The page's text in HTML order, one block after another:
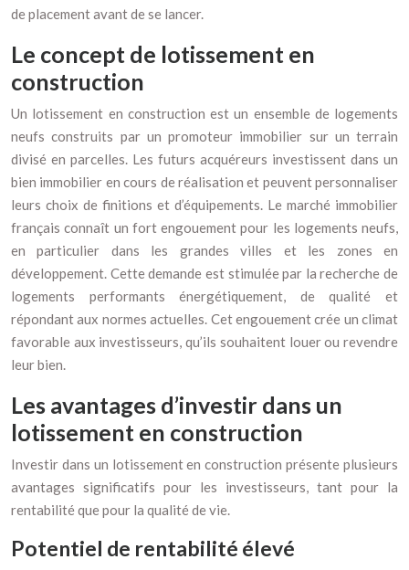
de placement avant de se lancer.
Le concept de lotissement en
construction
Un lotissement en construction est un ensemble de logements
neufs construits par un promoteur immobilier sur un terrain
divisé en parcelles. Les futurs acquéreurs investissent dans un
bien immobilier en cours de réalisation et peuvent personnaliser
leurs choix de finitions et d’équipements. Le marché immobilier
français connaît un fort engouement pour les logements neufs,
en particulier dans les grandes villes et les zones en
développement. Cette demande est stimulée par la recherche de
logements performants énergétiquement, de qualité et
répondant aux normes actuelles. Cet engouement crée un climat
favorable aux investisseurs, qu’ils souhaitent louer ou revendre
leur bien.
Les avantages d’investir dans un
lotissement en construction
Investir dans un lotissement en construction présente plusieurs
avantages significatifs pour les investisseurs, tant pour la
rentabilité que pour la qualité de vie.
Potentiel de rentabilité élevé